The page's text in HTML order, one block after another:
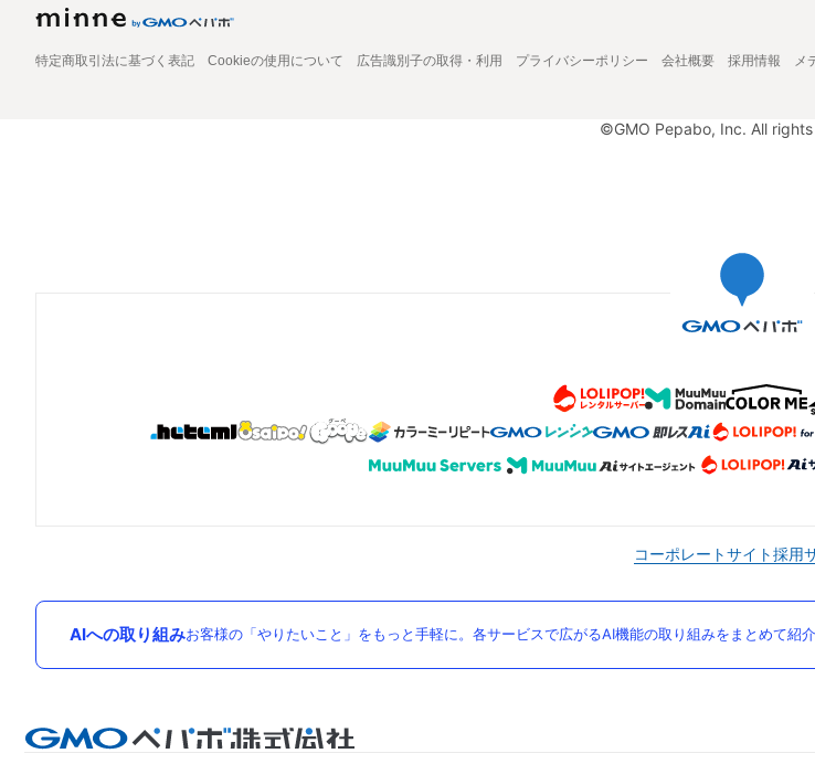
特定商取引法に基づく表記 Cookieの使用について 広告識別子の取得・利用 プライバシーポリシー 会社概要 採用情報 メ
©GMO Pepabo, Inc. All
コーポレートサイト採用
AIへの取り組みお客様の「やりたいこと」をもっと手軽に。各サービスで広がるAI機能の取り組みをまとめて紹介